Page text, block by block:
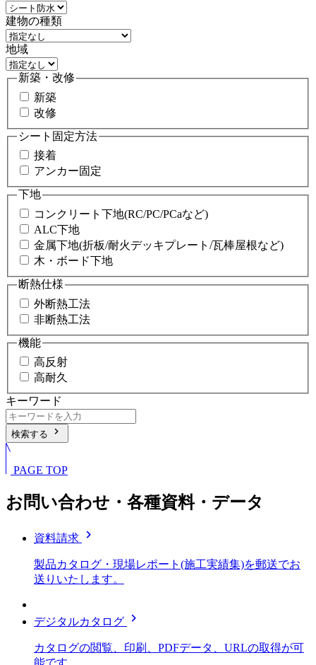
建物の種類
地域
新築・改修
新築
改修
シート固定方法
接着
アンカー固定
下地
コンクリート下地(RC/PC/PCaなど)
ALC下地
金属下地(折板/耐火デッキプレート/瓦棒屋根など)
木・ボード下地
断熱仕様
外断熱工法
非断熱工法
機能
高反射
高耐久
キーワード
検索する chevron_right
PAGE TOP
お問い合わせ・各種資料・データ
資料請求 chevron_right
製品カタログ・現場レポート(施工実績集)を郵送でお
送りいたします。
デジタルカタログ chevron_right
カタログの閲覧、印刷、PDFデータ、URLの取得が可
能です。